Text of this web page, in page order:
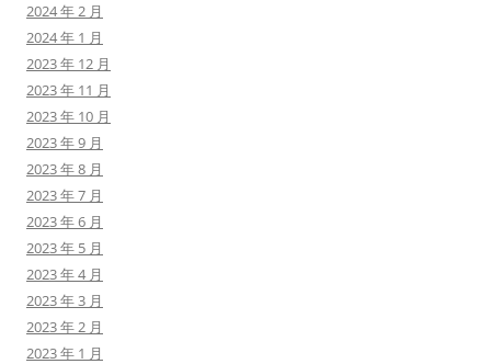
2024 年 2 月
2024 年 1 月
2023 年 12 月
2023 年 11 月
2023 年 10 月
2023 年 9 月
2023 年 8 月
2023 年 7 月
2023 年 6 月
2023 年 5 月
2023 年 4 月
2023 年 3 月
2023 年 2 月
2023 年 1 月